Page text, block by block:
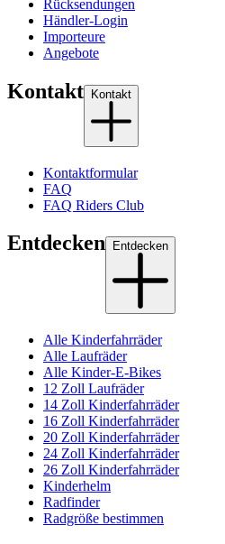
Rücksendungen
Händler-Login
Importeure
Angebote
Kontakt Kontakt
Kontaktformular
FAQ
FAQ Riders Club
Entdecken Entdecken
Alle Kinderfahrräder
Alle Laufräder
Alle Kinder-E-Bikes
12 Zoll Laufräder
14 Zoll Kinderfahrräder
16 Zoll Kinderfahrräder
20 Zoll Kinderfahrräder
24 Zoll Kinderfahrräder
26 Zoll Kinderfahrräder
Kinderhelm
Radfinder
Radgröße bestimmen